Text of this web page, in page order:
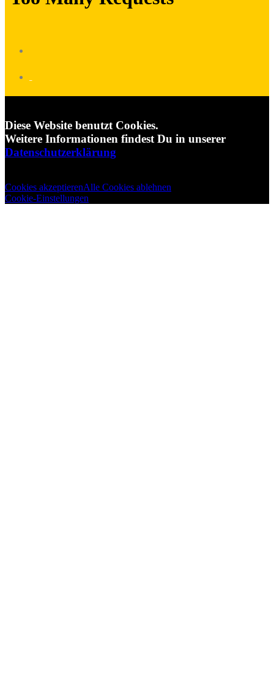
Diese Website benutzt Cookies.
Weitere Informationen findest Du in unserer
Datenschutzerklärung
Cookies akzeptierenAlle Cookies ablehnen
Cookie-Einstellungen